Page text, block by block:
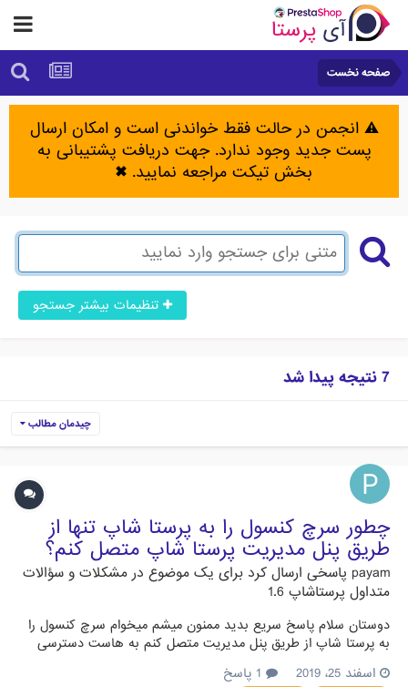
صفحه نخست
⚠️ انجمن در حالت فقط خواندنی است و امکان ارسال
پست جدید وجود ندارد. جهت دریافت پشتیبانی به
بخش تیکت مراجعه نمایید.✖
تنظیمات بیشتر جستجو
7 نتیجه پیدا شد
چیدمان مطالب
چطور سرچ کنسول را به پرستا شاپ تنها از
طریق پنل مدیریت پرستا شاپ متصل کنم؟
payam پاسخی ارسال کرد برای یک موضوع در مشکلات و سؤالات
متداول پرستاشاپ 1.6
دوستان سلام پاسخ سریع بدید ممنون میشم میخوام سرچ کنسول را
به پرستا شاپ از طریق پنل مدیریت متصل کنم به هاست دسترسی
از طریق پنل مدیریت را عنوان کنید ممنون میشم
اسفند 25، 2019